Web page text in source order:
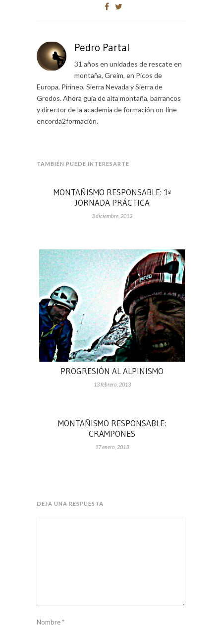
Pedro Partal
31 años en unidades de rescate en
montaña, Greim, en Picos de
Europa, Pirineo, Sierra Nevada y Sierra de
Gredos. Ahora guía de alta montaña, barrancos
y director de la academia de formación on-line
encorda2formación.
TAMBIÉN PUEDE INTERESARTE
MONTAÑISMO RESPONSABLE: 1ª
JORNADA PRÁCTICA
3 diciembre, 2012
PROGRESIÓN AL ALPINISMO
13 febrero, 2013
MONTAÑISMO RESPONSABLE:
CRAMPONES
17 enero, 2013
DEJA UNA RESPUESTA
Nombre*